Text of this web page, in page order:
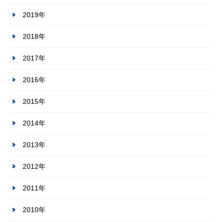
2019年
2018年
2017年
2016年
2015年
2014年
2013年
2012年
2011年
2010年